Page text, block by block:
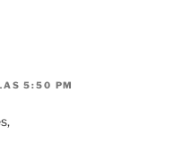
5:50 PM